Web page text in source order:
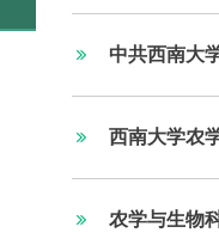
中共西南大
西南大学农
农学与生物